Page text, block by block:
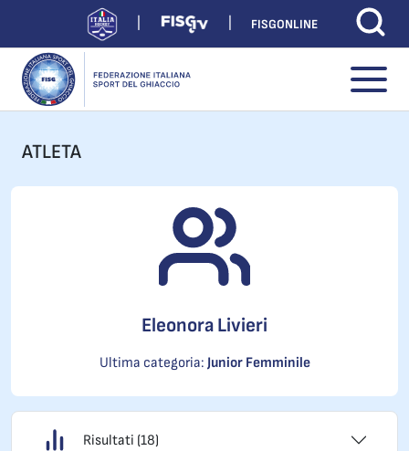
FISGONLINE
ATLETA
Eleonora Livieri
Ultima categoria: Junior Femminile
Risultati (18)